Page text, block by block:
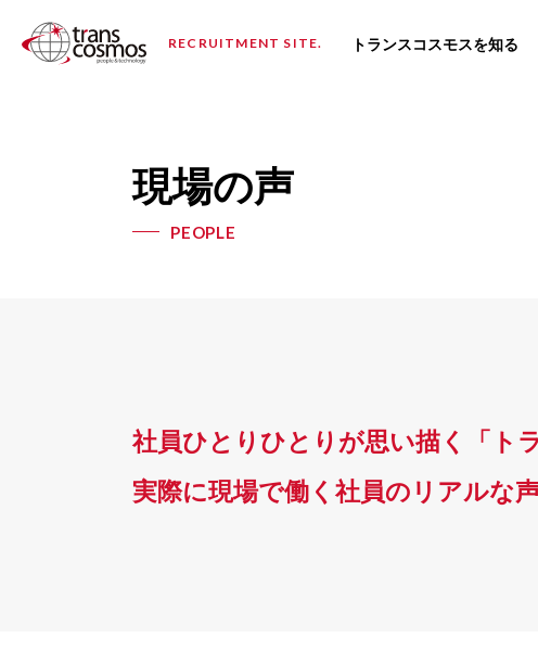
RECRUITMENT SITE. トランスコスモスを知る
現場の声
PEOPLE
社員ひとりひとりが思い描く「ト
実際に現場で働く社員のリアルな